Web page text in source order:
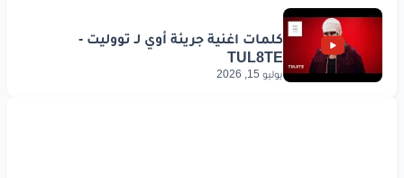
يوليو 15, 2026